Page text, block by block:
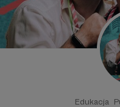
Edukacja